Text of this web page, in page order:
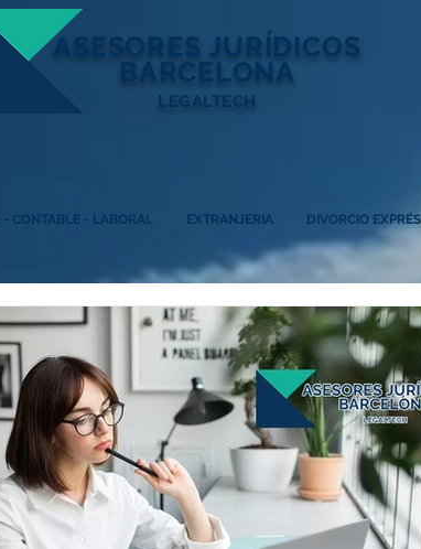
ASESORES JURÍDICOS
BARCELONA
LEGALTECH
- CONTABLE - LABORAL EXTRANJERIA DIVORCIO EXPRÉS